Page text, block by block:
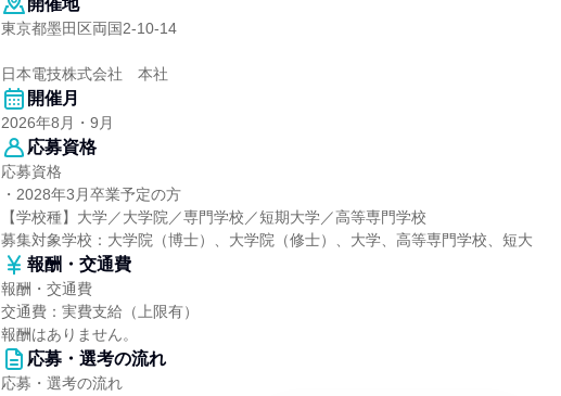
開催地
東京都墨田区両国2-10-14
日本電技株式会社 本社
開催月
2026年8月・9月
応募資格
応募資格
・2028年3月卒業予定の方
【学校種】大学／大学院／専門学校／短期大学／高等専門学校
募集対象学校：大学院（博士）、大学院（修士）、大学、高等専門学校、短大
報酬・交通費
報酬・交通費
交通費：実費支給（上限有）
報酬はありません。
応募・選考の流れ
応募・選考の流れ